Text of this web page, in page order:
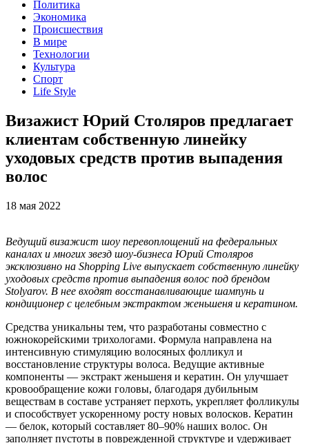
Политика
Экономика
Происшествия
В мире
Технологии
Культура
Спорт
Life Style
Визажист Юрий Столяров предлагает
клиентам собственную линейку
уходовых средств против выпадения
волос
18 мая 2022
Ведущий визажист шоу перевоплощений на федеральных
каналах и многих звезд шоу-бизнеса Юрий Столяров
эксклюзивно на Shopping Live выпускает собственную линейку
уходовых средств против выпадения волос под брендом
Stolyarov. В нее входят восстанавливающие шампунь и
кондиционер с целебным экстрактом женьшеня и кератином.
Средства уникальны тем, что разработаны совместно с
южнокорейскими трихологами. Формула направлена на
интенсивную стимуляцию волосяных фолликул и
восстановление структуры волоса. Ведущие активные
компоненты — экстракт женьшеня и кератин. Он улучшает
кровообращение кожи головы, благодаря дубильным
веществам в составе устраняет перхоть, укрепляет фолликулы
и способствует ускоренному росту новых волосков. Кератин
— белок, который составляет 80–90% наших волос. Он
заполняет пустоты в поврежденной структуре и удерживает